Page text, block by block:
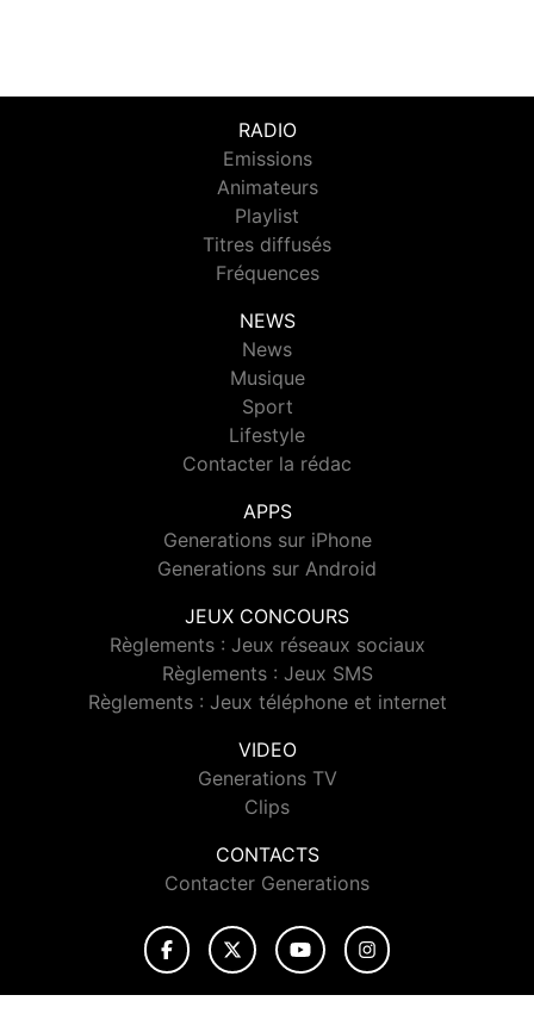
RADIO
Emissions
Animateurs
Playlist
Titres diffusés
Fréquences
NEWS
News
Musique
Sport
Lifestyle
Contacter la rédac
APPS
Generations sur iPhone
Generations sur Android
JEUX CONCOURS
Règlements : Jeux réseaux sociaux
Règlements : Jeux SMS
Règlements : Jeux téléphone et internet
VIDEO
Generations TV
Clips
CONTACTS
Contacter Generations